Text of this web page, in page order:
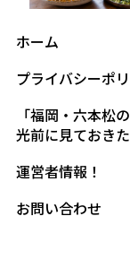
ホーム
プライバシーポ
「福岡・六本松
光前に見ておき
運営者情報！
お問い合わせ